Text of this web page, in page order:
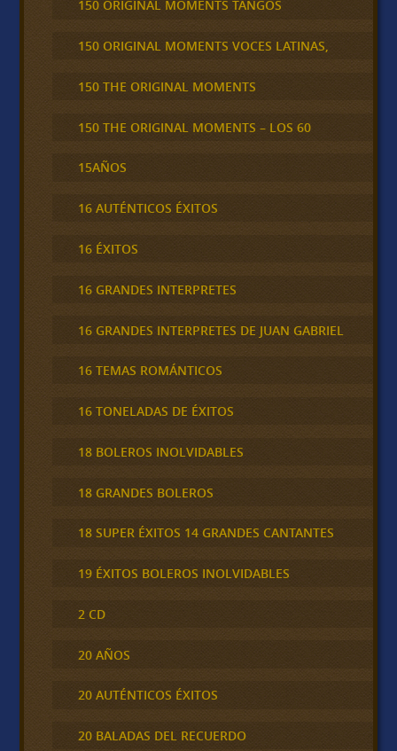
150 ORIGINAL MOMENTS TANGOS
150 ORIGINAL MOMENTS VOCES LATINAS,
150 THE ORIGINAL MOMENTS
150 THE ORIGINAL MOMENTS – LOS 60
15AÑOS
16 AUTÉNTICOS ÉXITOS
16 ÉXITOS
16 GRANDES INTERPRETES
16 GRANDES INTERPRETES DE JUAN GABRIEL
16 TEMAS ROMÁNTICOS
16 TONELADAS DE ÉXITOS
18 BOLEROS INOLVIDABLES
18 GRANDES BOLEROS
18 SUPER ÉXITOS 14 GRANDES CANTANTES
19 ÉXITOS BOLEROS INOLVIDABLES
2 CD
20 AÑOS
20 AUTÉNTICOS ÉXITOS
20 BALADAS DEL RECUERDO